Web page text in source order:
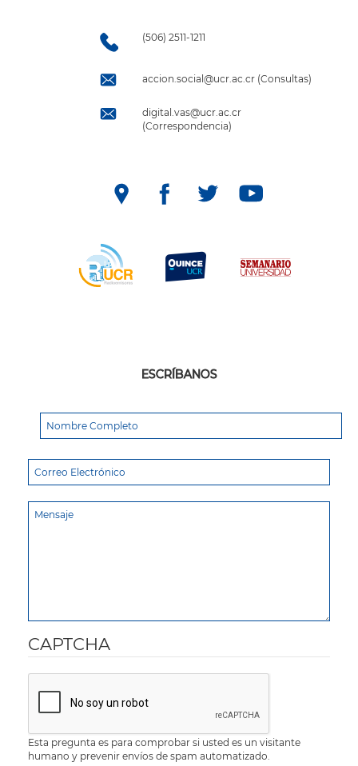
(506) 2511-1211
accion.social@ucr.ac.cr (Consultas)
digital.vas@ucr.ac.cr
(Correspondencia)
ESCRÍBANOS
CAPTCHA
Esta pregunta es para comprobar si usted es un visitante
humano y prevenir envíos de spam automatizado.